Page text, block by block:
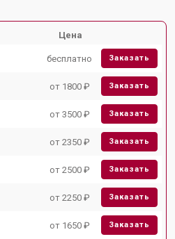
Цена
бесплатно Заказать
от 1800 ₽ Заказать
от 3500 ₽ Заказать
от 2350 ₽ Заказать
от 2500 ₽ Заказать
от 2250 ₽ Заказать
от 1650 ₽ Заказать